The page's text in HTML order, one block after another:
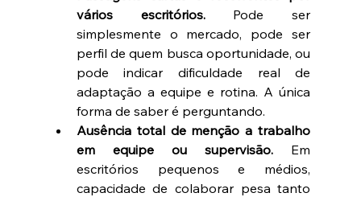
vários escritórios. Pode ser
simplesmente o mercado, pode ser
perfil de quem busca oportunidade, ou
pode indicar dificuldade real de
adaptação a equipe e rotina. A única
forma de saber é perguntando.
Ausência total de menção a trabalho
em equipe ou supervisão. Em
escritórios pequenos e médios,
capacidade de colaborar pesa tanto